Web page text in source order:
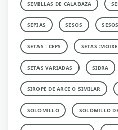
SEMILLAS DE CALABAZA
SEPIAS SESOS
SETAS : CEPS SETAS
SETAS VARIADAS SIDRA
SIROPE DE ARCE O SIMILAR
SOLOMILLO SOLOMILLO